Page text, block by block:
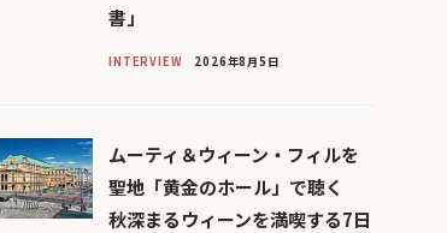
書」
INTERVIEW 2026年8月5日
ムーティ＆ウィーン・フィルを
聖地「黄金のホール」で聴く
秋深まるウィーンを満喫する7日